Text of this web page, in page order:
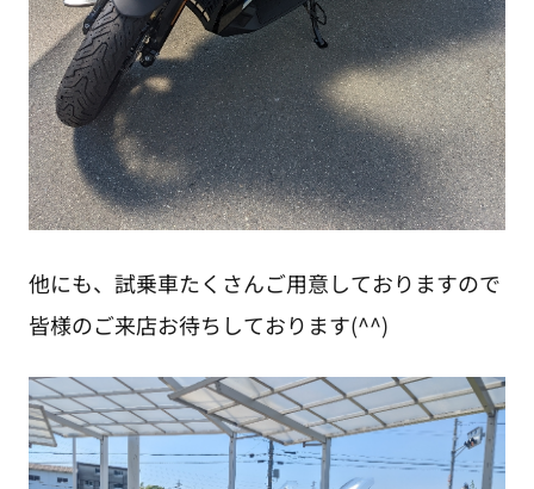
他にも、試乗車たくさんご用意しておりますので
皆様のご来店お待ちしております(^^)